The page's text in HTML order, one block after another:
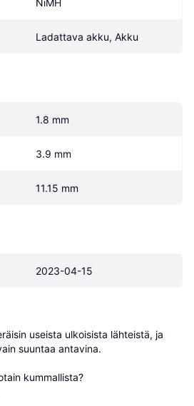
Ladattava akku, Akku
1.8 mm
3.9 mm
11.15 mm
2023-04-15
useista ulkoisista lähteistä, ja
suuntaa antavina.
kummallista?